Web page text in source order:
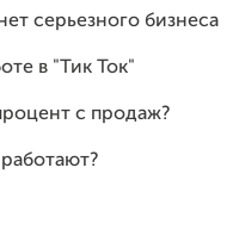
серьезного бизнеса
в "Тик Ток"
с продаж?